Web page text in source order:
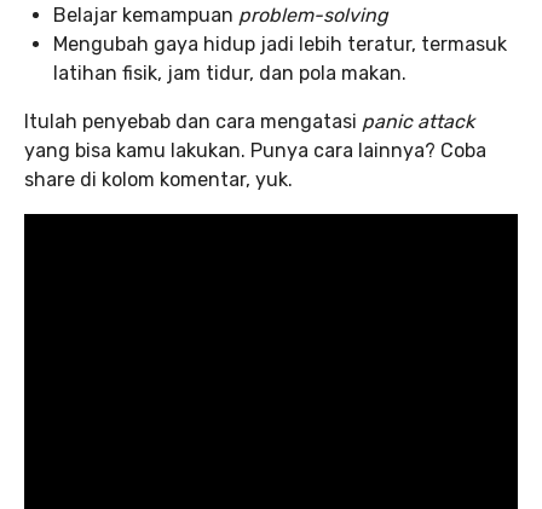
Belajar kemampuan problem-solving
Mengubah gaya hidup jadi lebih teratur, termasuk
latihan fisik, jam tidur, dan pola makan.
Itulah penyebab dan cara mengatasi panic attack
yang bisa kamu lakukan. Punya cara lainnya? Coba
share di kolom komentar, yuk.